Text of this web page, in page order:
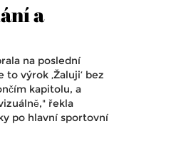
a
na poslední
výrok ‚Žaluji‘ bez
kapitolu, a
řekla
po hlavní sportovní